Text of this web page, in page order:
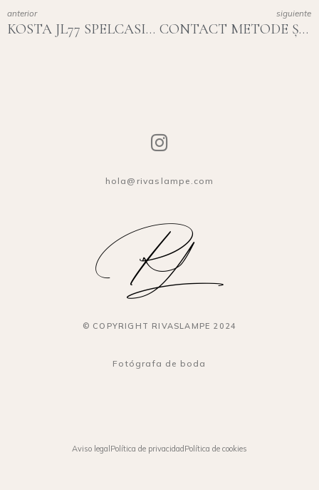
anterior
KOSTA JL77 SPELCASINO GARANTERA SE PLAY NOW SPINJU
siguiente
CONTACT METODE ȘI RĂSPUNS CEAS – UNIUNEA EUROPEANĂ CLAIM YOUR REWARD HTTPS://FERMAGRUIU.RO
hola@rivaslampe.com
© COPYRIGHT RIVASLAMPE 2024
Fotógrafa de boda
Aviso legal Política de privacidad Política de cookies